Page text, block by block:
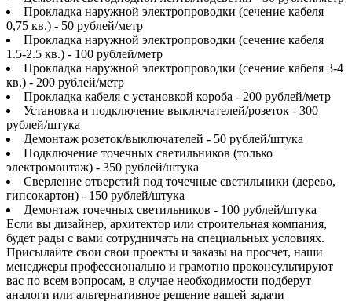
Прокладка наружной электропроводки (сечение кабеля
0,75 кв.) - 50 рублей/метр
Прокладка наружной электропроводки (сечение кабеля
1.5-2.5 кв.) - 100 рублей/метр
Прокладка наружной электропроводки (сечение кабеля 3-4
кв.) - 200 рублей/метр
Прокладка кабеля с установкой короба - 200 рублей/метр
Установка и подключение выключателей/розеток - 300
рублей/штука
Демонтаж розеток/выключателей - 50 рублей/штука
Подключение точечных светильников (только
электромонтаж) - 350 рублей/штука
Сверление отверстий под точечные светильники (дерево,
гипсокартон) - 150 рублей/штука
Демонтаж точечных светильников - 100 рублей/штука
Если вы дизайнер, архитектор или строительная компания,
будет рады с вами сотрудничать на специальных условиях.
Присылайте свои свои проекты и заказы на просчет, наши
менеджеры профессионально и грамотно проконсультируют
вас по всем вопросам, в случае необходимости подберут
аналоги или альтернативное решение вашей задачи